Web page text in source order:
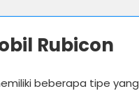
Rubicon
beberapa tipe